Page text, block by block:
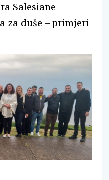
Salesiane
za duše – primjeri